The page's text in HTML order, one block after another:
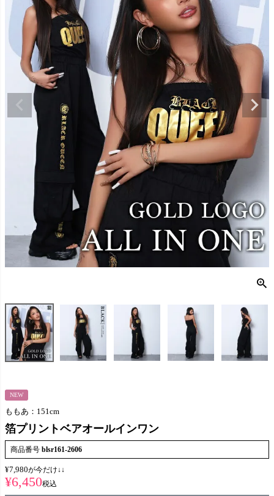
NEW
ももあ：151cm
箔プリントベアオールインワン
商品番号 blsr161-2606
¥7,980が今だけ↓↓
¥6,450税込